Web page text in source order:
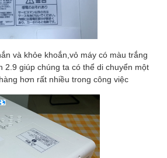
và khỏe khoắn,vỏ máy có màu trắng
2.9 giúp chúng ta có thể di chuyển một
hơn rất nhiều trong công việc